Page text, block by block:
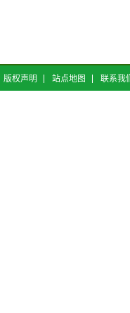
版权声明 站点地图 联系我